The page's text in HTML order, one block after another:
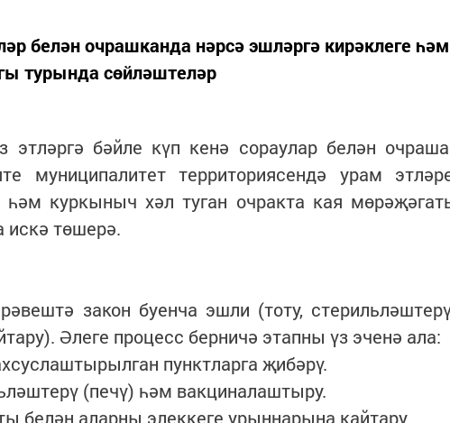
белән очрашканда нәрсә эшләргә кирәклеге һәм
турында сөйләштеләр
этләргә бәйле күп кенә сораулар белән
муниципалитет территориясендә урам
куркыныч хәл туган очракта кая
искә төшерә.
закон буенча эшли (тоту,
Әлеге процесс берничә этапны үз эченә ала:
пунктларга җибәрү.
(печү) һәм вакциналаштыру.
белән аларны элеккеге урыннарына кайтару.